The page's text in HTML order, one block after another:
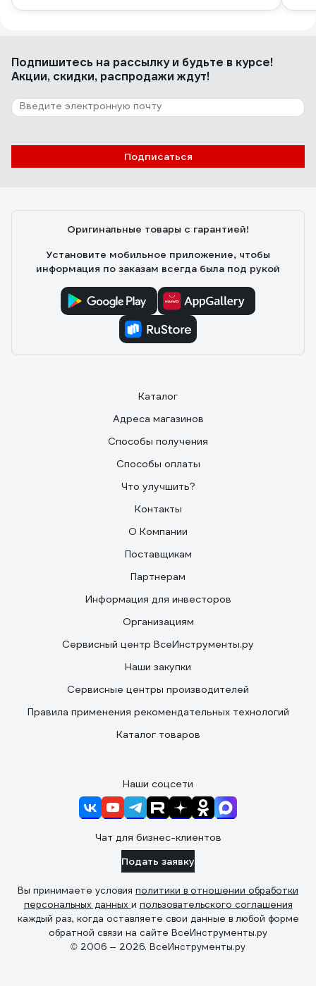
Подпишитесь на рассылкуи будьте в курсе!
Акции, скидки, распродажи ждут!
Подписаться
Оригинальные товары с гарантией!
Установите мобильное приложение, чтобы
информация по заказам всегда была под рукой
Каталог
Адреса магазинов
Способы получения
Способы оплаты
Что улучшить?
Контакты
О Компании
Поставщикам
Партнерам
Информация для инвесторов
Организациям
Сервисный центр ВсеИнструменты.ру
Наши закупки
Сервисные центры производителей
Правила применения рекомендательных технологий
Каталог товаров
Наши соцсети
Чат для бизнес-клиентов
Подать заявку
Вы принимаете условия политики в отношении обработки
персональных данных и пользовательского соглашения
каждый раз, когда оставляете свои данные в любой форме
обратной связи на сайте ВсеИнструменты.ру
© 2006 — 2026. ВсеИнструменты.ру